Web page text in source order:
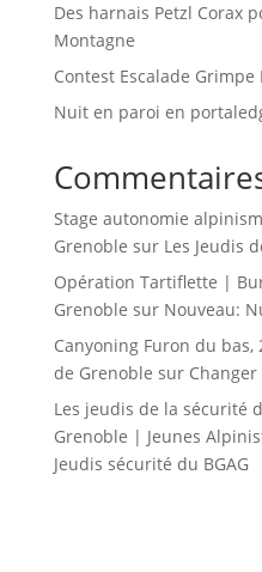
Des harnais Petzl Corax
Montagne
Contest Escalade Grimpe
Nuit en paroi en
Stage autonomie
Grenoble sur Les Jeudis
Opération Tartiflette |
Grenoble sur Nouveau:
Canyoning Furon du
de Grenoble sur Changer
Les jeudis de la sécurité
Grenoble | Jeunes
Jeudis sécurité du BGAG